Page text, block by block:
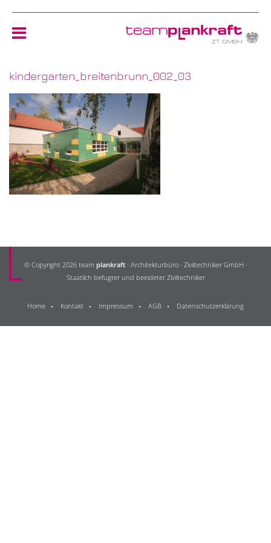
TEAM
NEWS
REFERENZEN
KONTAKT
kindergarten_breitenbrunn_002_03
© Copyright 2026 team plankraft· Architekturbüro · Ziviltechniker GmbH ·
Staatlich befugter und beeideter Ziviltechniker
Home Kontakt Impressum AGB Datenschutzerklärung